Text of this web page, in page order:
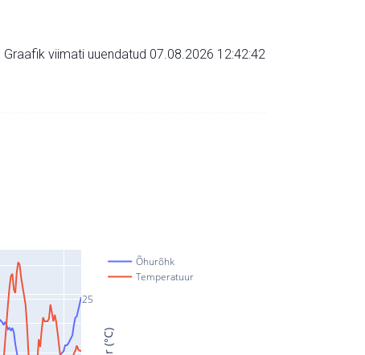
Graafik viimati uuendatud 07.08.2026 12:42:42
25
Õhurõhk
Temperatuur